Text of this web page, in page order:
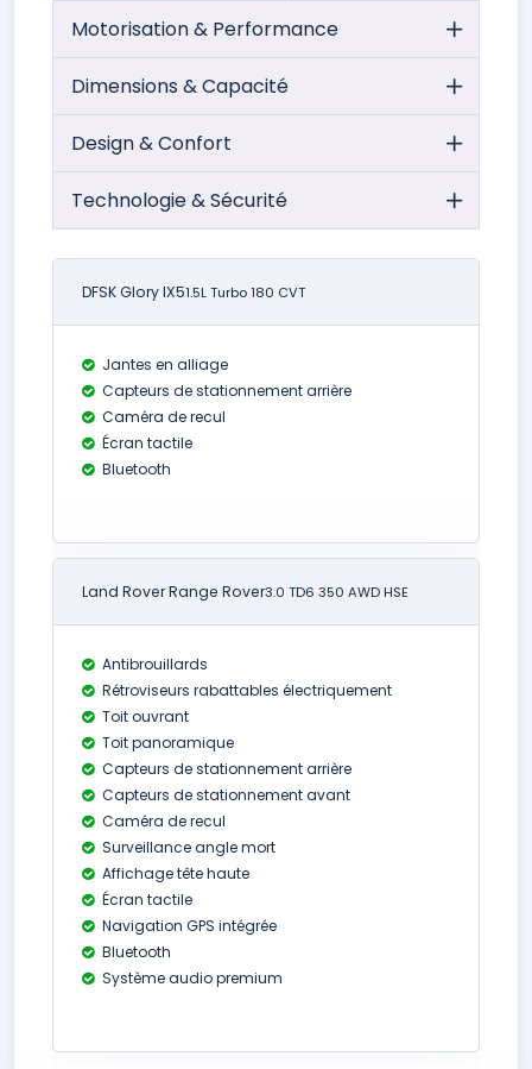
Motorisation & Performance
Dimensions & Capacité
Design & Confort
Technologie & Sécurité
DFSK Glory IX51.5L Turbo 180 CVT
Jantes en alliage
Capteurs de stationnement arrière
Caméra de recul
Écran tactile
Bluetooth
Land Rover Range Rover3.0 TD6 350 AWD HSE
Antibrouillards
Rétroviseurs rabattables électriquement
Toit ouvrant
Toit panoramique
Capteurs de stationnement arrière
Capteurs de stationnement avant
Caméra de recul
Surveillance angle mort
Affichage tête haute
Écran tactile
Navigation GPS intégrée
Bluetooth
Système audio premium